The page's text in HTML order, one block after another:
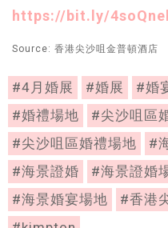
https://bit.ly/
Source: 香港尖沙咀金普頓酒店
#4月婚展 #婚展 #婚
#婚禮場地
#尖沙咀區
#尖沙咀區婚禮場地
#
#海景證婚
#海景證婚
#海景婚宴場地
#香港